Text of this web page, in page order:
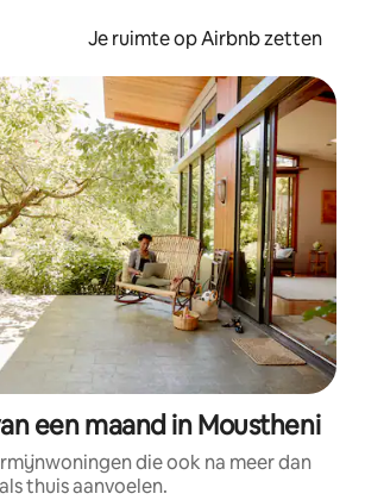
Je ruimte op Airbnb zetten
een maand in Moustheni
die ook na meer dan
thuis aanvoelen.